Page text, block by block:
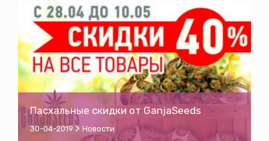
Пасхальные скидки от GanjaSeeds
30-04-2019 > Новости